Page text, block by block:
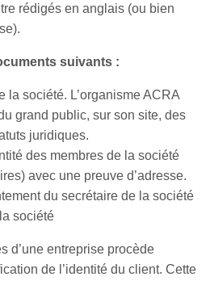
rédigés en anglais (ou bien
suivants :
la société. L’organisme ACRA
grand public, sur son site, des
juridiques.
des membres de la société
avec une preuve d’adresse.
du secrétaire de la société
société
d’une entreprise procède
de l’identité du client. Cette